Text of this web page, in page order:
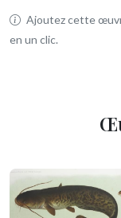
Ajoutez cette
en un clic.